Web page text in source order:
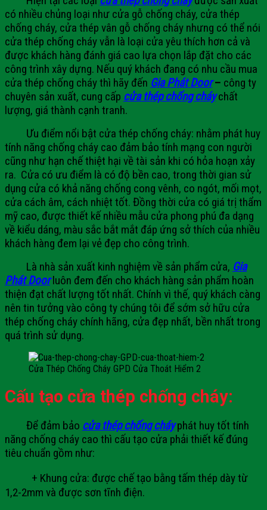
có nhiều chủng loại như cửa gỗ chống cháy, cửa thép
chống cháy, cửa thép vân gỗ chống cháy nhưng có thể nói
cửa thép chống cháy vẫn là loại cửa yêu thích hơn cả và
được khách hàng đánh giá cao lựa chọn lắp đặt cho các
công trình xây dựng. Nếu quý khách đang có nhu cầu mua
cửa thép chống cháy thì hãy đến Gia Phát Door– công ty
chuyên sản xuất, cung cấp cửa thép chống cháychất
lượng, giá thành cạnh tranh.
Ưu điểm nổi bật cửa thép chống cháy: nhằm phát huy
tính năng chống cháy cao đảm bảo tính mạng con người
cũng như hạn chế thiệt hại về tài sản khi có hỏa hoạn xảy
ra. Cửa có ưu điểm là có độ bền cao, trong thời gian sử
dụng cửa có khả năng chống cong vênh, co ngót, mối mọt,
cửa cách âm, cách nhiệt tốt. Đồng thời cửa có giá trị thẩm
mỹ cao, được thiết kế nhiều mẫu cửa phong phú đa dạng
về kiểu dáng, màu sắc bắt mắt đáp ứng sở thích của nhiều
khách hàng đem lại vẻ đẹp cho công trình.
Là nhà sản xuất kinh nghiệm về sản phẩm cửa, Gia
Phát Doorluôn đem đến cho khách hàng sản phẩm hoàn
thiện đạt chất lượng tốt nhất. Chính vì thế, quý khách càng
nên tin tưởng vào công ty chúng tôi để sớm sở hữu cửa
thép chống cháy chính hãng, cửa đẹp nhất, bền nhất trong
quá trình sử dụng.
Cửa Thép Chống Cháy GPD Cửa Thoát Hiểm 2
Cấu tạo cửa thép chống cháy:
Để đảm bảo cửa thép chống cháyphát huy tốt tính
năng chống cháy cao thì cấu tạo cửa phải thiết kế đúng
tiêu chuẩn gồm như:
+ Khung cửa: được chế tạo bằng tấm thép dày từ
1,2-2mm và được sơn tĩnh điện.